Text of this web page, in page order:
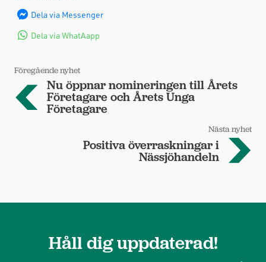
Dela via Messenger
Dela via WhatAapp
Föregående nyhet
Nu öppnar nomineringen till Årets
Företagare och Årets Unga
Företagare
Nästa nyhet
Positiva överraskningar i
Nässjöhandeln
Håll dig uppdaterad!